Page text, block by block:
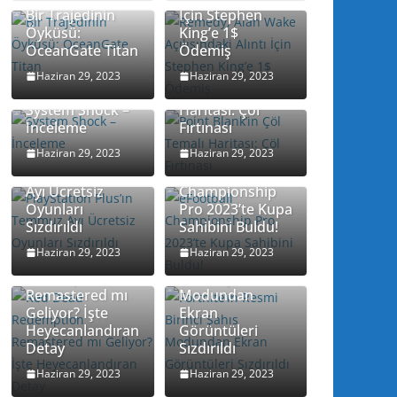
Bir Trajedinin
Öyküsü:
OceanGate Titan
Haziran 29, 2023
İçin Stephen
King’e 1$
Ödemiş
Haziran 29, 2023
System Shock –
İnceleme
Haziran 29, 2023
Point Blank’in
Haritası: Çöl
Fırtınası
Haziran 29, 2023
PlayStation
Plus’ın Temmuz
Ayı Ücretsiz
Oyunları
Sızdırıldı
Haziran 29, 2023
eFootball
Championship
Pro 2023’te Kupa
Sahibini Buldu!
Haziran 29, 2023
Red Dead
Redemption
Remastered mı
Geliyor? İşte
Heyecanlandıran
Detay
Haziran 29, 2023
Fortnite’ın Resmi
Birinci Şahıs
Modundan
Ekran
Görüntüleri
Sızdırıldı
Haziran 29, 2023
Bohemia